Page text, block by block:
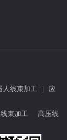
人线束加工 |
应
束加工
高压线